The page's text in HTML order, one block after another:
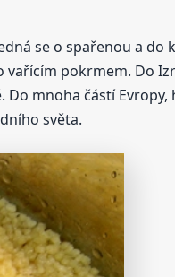
se o spařenou a
pokrmem. Do
mnoha částí
světa.